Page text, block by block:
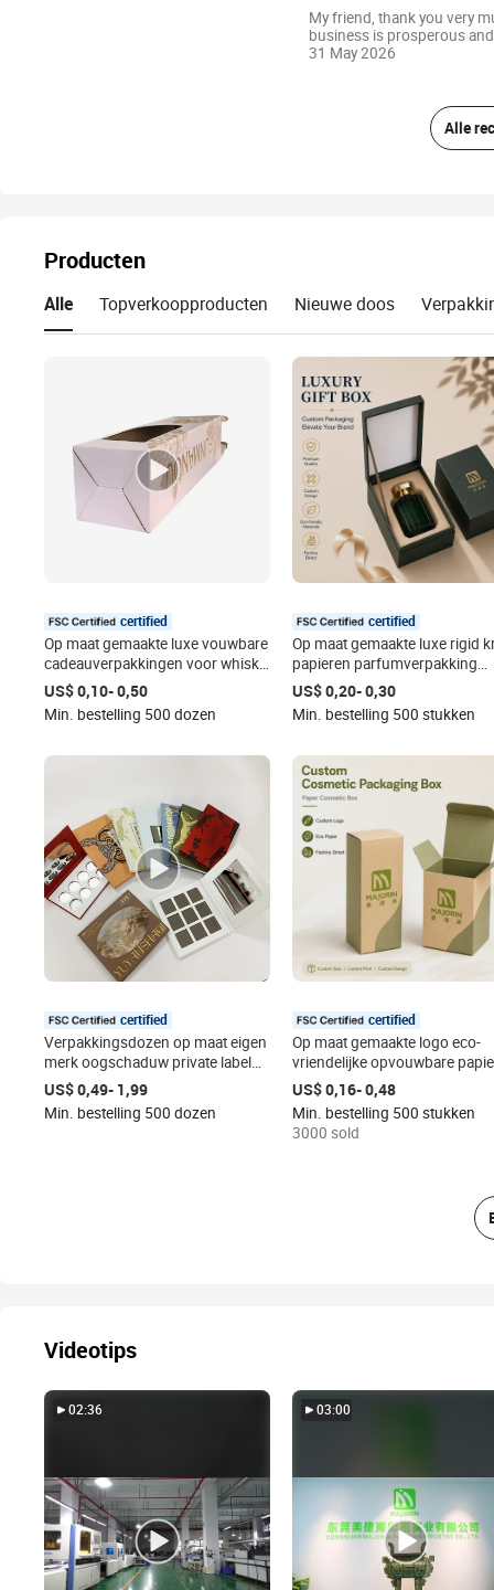
My friend, thank you very
business is prosperous
31 May 2026
Alle
Producten
Alle Topverkoopproducten Nieuwe doos
certified
Op maat gemaakte luxe vouwbare
cadeauverpakkingen voor whisky,
bier, wodka, frisdrankflessen, met
aangepast logo, matte laminatie,
gerecycled.
US$ 0,10- 0,50
Min. bestelling 500 dozen
certified
Op maat gemaakte luxe rigid
papieren parfumverpakking
cadeaudoos met inlay en
folie logo
US$ 0,20- 0,30
Min. bestelling 500 stukken
certified
Verpakkingsdozen op maat eigen
merk oogschaduw private label
blush kartonnen palette spiegel
embossing magnetische matte
laminatie
US$ 0,49- 1,99
Min. bestelling 500 dozen
certified
Op maat gemaakte logo eco-
vriendelijke opvouwbare
vouwkartonnen
cosmeticaverpakking,
China voor beautyproducten
US$ 0,16- 0,48
Min. bestelling 500 stukken
3000 sold
Videotips
02:36 03:00